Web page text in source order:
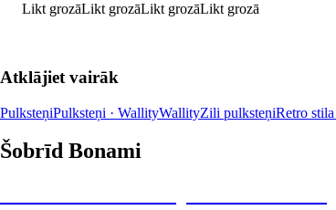
Likt grozāLikt grozāLikt grozāLikt grozā
Atklājiet vairāk
PulksteņiPulksteņi · WallityWallityZili pulksteņiRetro
Šobrīd Bonami